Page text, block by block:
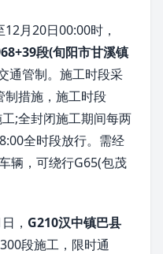
月20日00:00时，
段(旬阳市甘溪镇
通管制。施工时段采
制措施，施工时段
;全封闭施工期间每两
全时段放行。需经
辆，可绕行G65(包茂
， G210汉中镇巴县
段施工，限时通